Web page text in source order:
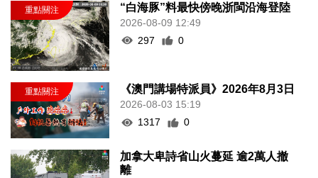
“白海豚”料最快傍晚浙閩沿海登陸
2026-08-09 12:49
297
0
《澳門講場特派員》2026年8月3日
2026-08-03 15:19
1317
0
加拿大卑詩省山火蔓延 逾2萬人撤
離